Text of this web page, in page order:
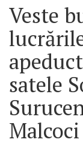
Veste
satele
Malcoci